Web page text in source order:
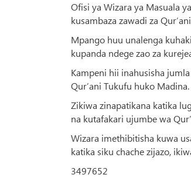
Ofisi ya Wizara ya Masuala
kusambaza zawadi za
Mpango huu unalenga
kupanda ndege zao za
Kampeni hii inahusisha
Qur’ani Tukufu huko Madina.
Zikiwa zinapatikana katika
na kutafakari ujumbe wa
Wizara imethibitisha kuwa
katika siku chache zijazo,
3497652